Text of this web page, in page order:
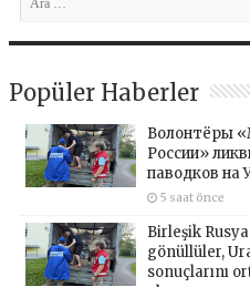
Popüler Haberler
Волонтёры
России»
паводков на
5 saat önce
Birleşik
gönüllüler,
sonuçlarını